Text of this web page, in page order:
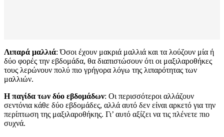
Λιπαρά μαλλιά: Όσοι έχουν μακριά μαλλιά και τα λούζουν μία ή
δύο φορές την εβδομάδα, θα διαπιστώσουν ότι οι μαξιλαροθήκες
τους λερώνουν πολύ πιο γρήγορα λόγω της λιπαρότητας των
μαλλιών.
Η παγίδα των δύο εβδομάδων: Οι περισσότεροι αλλάζουν
σεντόνια κάθε δύο εβδομάδες, αλλά αυτό δεν είναι αρκετό για την
περίπτωση της μαξιλαροθήκης. Γι’ αυτό αξίζει να τις πλένετε πιο
συχνά.